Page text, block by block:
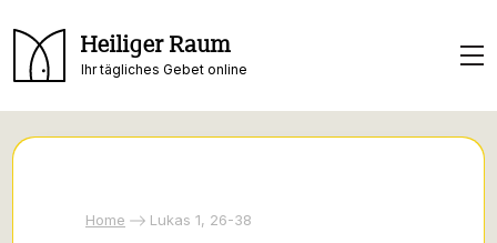
Heiliger Raum
Ihr tägliches Gebet online
Home Lukas 1, 26-38